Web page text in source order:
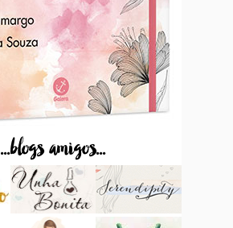
...blogs amigos...